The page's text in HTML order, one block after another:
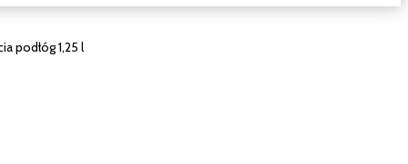
podłóg 1,25 l